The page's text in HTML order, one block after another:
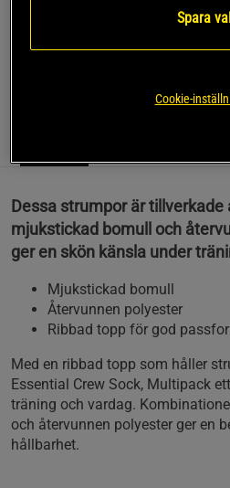
Essential Crew Sock, Multipack
bekväma sportstrumpor i ett
Dessa strumpor är tillverkade
mjukstickad bomull och
ger en skön känsla under
Mjukstickad bomull
Återvunnen polyester
Ribbad topp för god
Med en ribbad topp som håller
Essential Crew Sock, Multipack
träning och vardag.
och återvunnen polyester ger en
hållbarhet.
Spara val
Cookie-